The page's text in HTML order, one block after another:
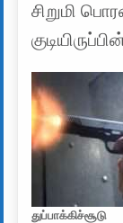
சிறுமி
துப்பாக்கிச்சூடு